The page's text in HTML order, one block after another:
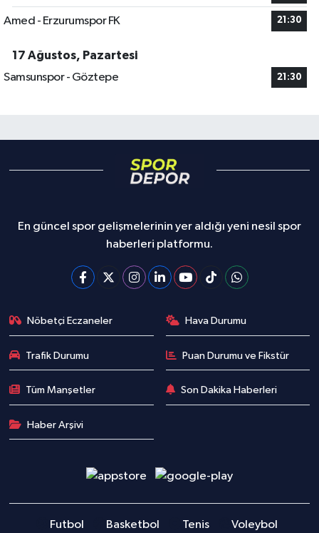
Amed - Erzurumspor FK 21:30
17 Ağustos, Pazartesi
Samsunspor - Göztepe
21:30
En güncel spor gelişmelerinin yer aldığı yeni nesil spor
haberleri platformu.
Nöbetçi Eczaneler Hava Durumu
Trafik Durumu Puan Durumu ve Fikstür
Tüm Manşetler Son Dakika Haberleri
Haber Arşivi
Futbol Basketbol Tenis Voleybol